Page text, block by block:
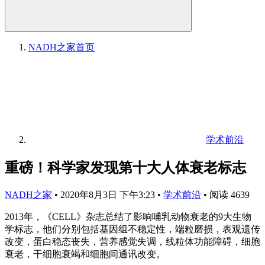
NADH之家首页
学术前沿
重磅！科学家发现第十大人体衰老标志
NADH之家 • 2020年8月3日 下午3:23 • 学术前沿 • 阅读 4639
2013年，《CELL》杂志总结了影响哺乳动物衰老的9大生物
学标志，他们分别包括基因组不稳定性，端粒磨损，表观遗传
改变，蛋白稳态丧失，营养感觉失调，线粒体功能障碍，细胞
衰老，干细胞衰竭和细胞间通讯改变。